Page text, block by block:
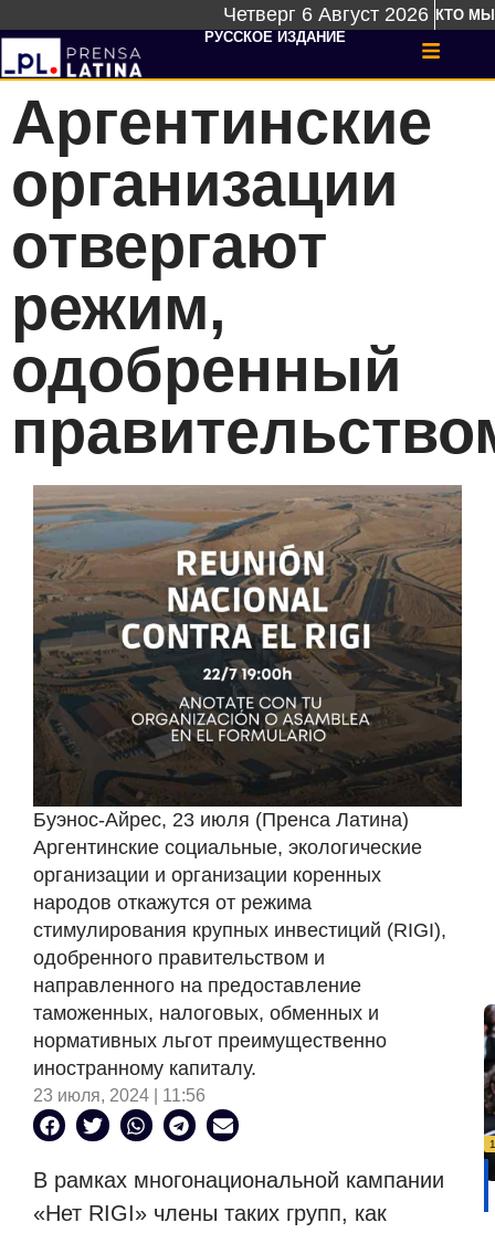
Четверг 6 Август 2026 КТО МЫ
РУССКОЕ ИЗДАНИЕ
Аргентинские
организации
отвергают
режим,
одобренный
Буэнос-Айрес, 23 июля (Пренса Латина)
Аргентинские социальные, экологические
организации и организации коренных
народов откажутся от режима
стимулирования крупных инвестиций (RIGI),
одобренного правительством и
направленного на предоставление
таможенных, налоговых, обменных и
нормативных льгот преимущественно
иностранному капиталу.
23 июля, 2024 | 11:56
В рамках многонациональной кампании
«Нет RIGI» члены таких групп, как